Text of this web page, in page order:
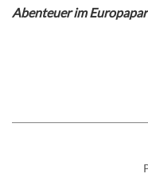
Abenteuer im